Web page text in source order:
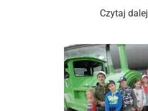
Czytaj dalej